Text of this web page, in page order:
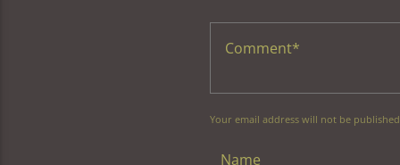
Your email address will not be published.